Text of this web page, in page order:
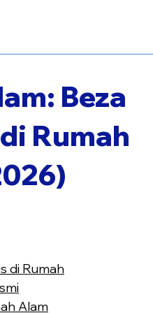
Beza
Rumah
di Rumah
Alam